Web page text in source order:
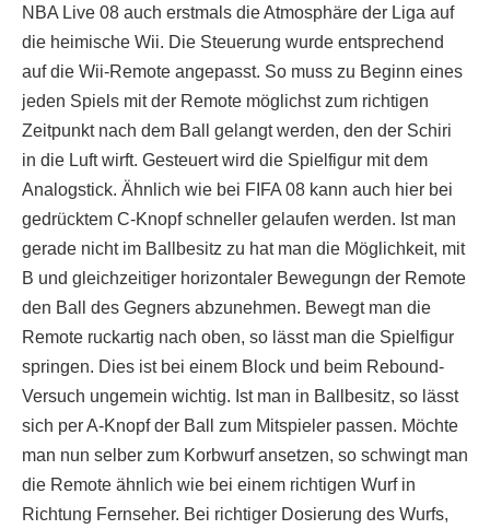
NBA Live 08 auch erstmals die Atmosphäre der Liga auf
die heimische Wii. Die Steuerung wurde entsprechend
auf die Wii-Remote angepasst. So muss zu Beginn eines
jeden Spiels mit der Remote möglichst zum richtigen
Zeitpunkt nach dem Ball gelangt werden, den der Schiri
in die Luft wirft. Gesteuert wird die Spielfigur mit dem
Analogstick. Ähnlich wie bei FIFA 08 kann auch hier bei
gedrücktem C-Knopf schneller gelaufen werden. Ist man
gerade nicht im Ballbesitz zu hat man die Möglichkeit, mit
B und gleichzeitiger horizontaler Bewegungn der Remote
den Ball des Gegners abzunehmen. Bewegt man die
Remote ruckartig nach oben, so lässt man die Spielfigur
springen. Dies ist bei einem Block und beim Rebound-
Versuch ungemein wichtig. Ist man in Ballbesitz, so lässt
sich per A-Knopf der Ball zum Mitspieler passen. Möchte
man nun selber zum Korbwurf ansetzen, so schwingt man
die Remote ähnlich wie bei einem richtigen Wurf in
Richtung Fernseher. Bei richtiger Dosierung des Wurfs,